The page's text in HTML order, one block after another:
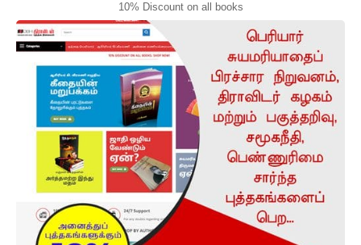
10% Discount on all books